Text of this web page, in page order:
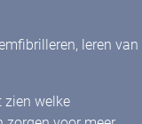
leren van
zien welke